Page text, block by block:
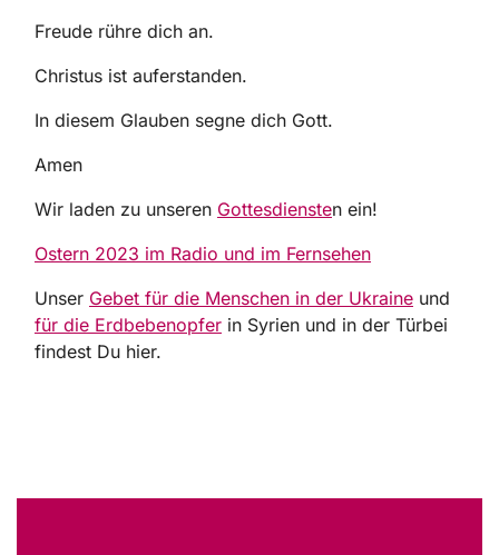
Freude rühre dich an.
Christus ist auferstanden.
In diesem Glauben segne dich Gott.
Amen
Wir laden zu unseren Gottesdiensten ein!
Ostern 2023 im Radio und im Fernsehen
Unser Gebet für die Menschen in der Ukraine und
für die Erdbebenopfer in Syrien und in der Türbei
findest Du hier.